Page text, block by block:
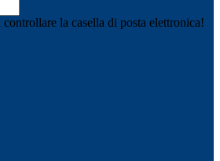
la casella di posta elettronica!